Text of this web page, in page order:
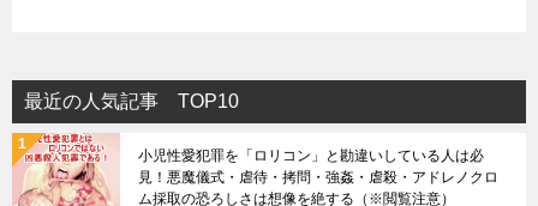
最近の人気記事 TOP10
小児性愛犯罪を「ロリコン」と勘違いしている人は必
見！悪魔儀式・虐待・拷問・強姦・虐殺・アドレノクロ
ム採取の恐ろしさは想像を絶する（※閲覧注意）